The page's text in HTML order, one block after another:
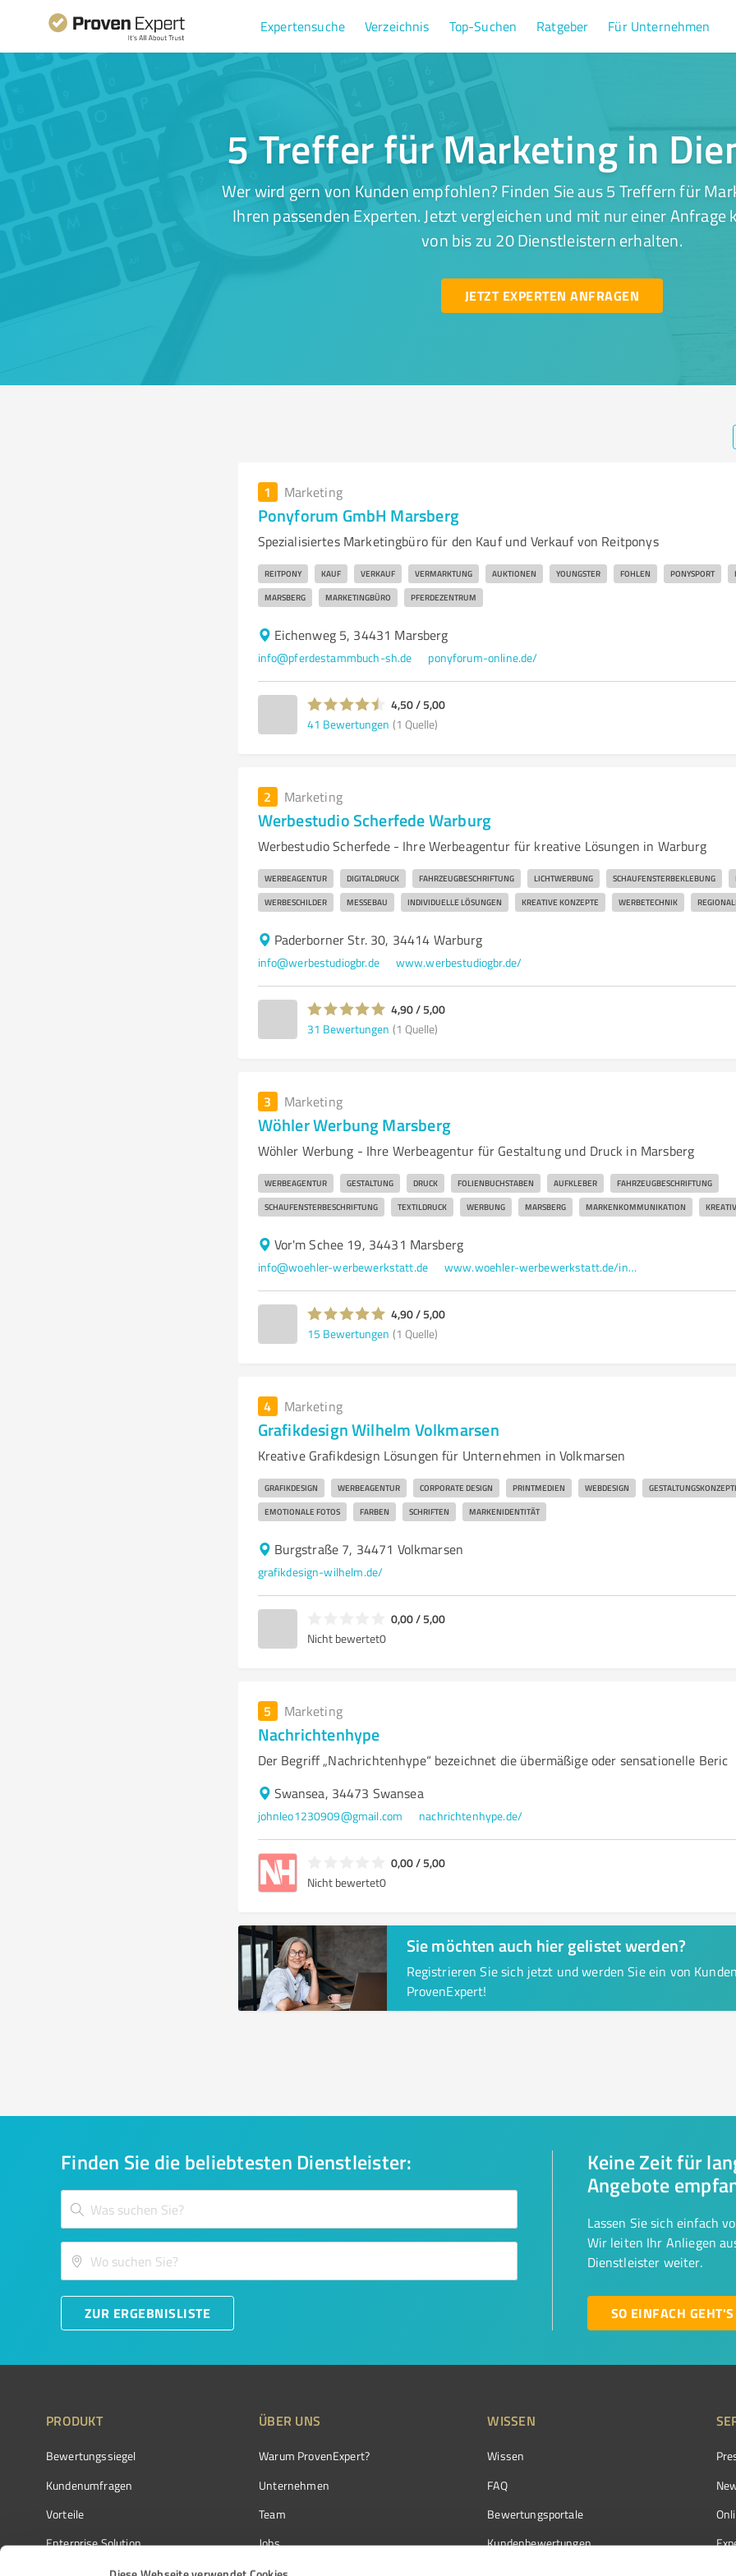
Expertensuche Verzeichnis Top-Suchen Ratgeber Für Unternehmen
5 Treffer für Marketing in
Wer wird gern von Kunden empfohlen? Finden Sie aus 5 Treffern für
Ihren passenden Experten. Jetzt vergleichen und mit nur einer Anfrage
von bis zu 20 Dienstleistern erhalten.
JETZT EXPERTEN ANFRAGEN
1 Marketing
Ponyforum GmbH Marsberg
Spezialisiertes Marketingbüro für den Kauf und Verkauf von Reitponys
REITPONY KAUF VERKAUF VERMARKTUNG AUKTIONEN YOUNGSTER FOHLEN PONYSPORT
MARSBERG MARKETINGBÜRO PFERDEZENTRUM
Eichenweg 5, 34431 Marsberg
info@pferdestammbuch-sh.de ponyforum-online.de/
4,50 / 5,00
41 Bewertungen (1 Quelle)
2 Marketing
Werbestudio Scherfede Warburg
Werbestudio Scherfede - Ihre Werbeagentur für kreative Lösungen in Warburg
WERBEAGENTUR DIGITALDRUCK FAHRZEUGBESCHRIFTUNG LICHTWERBUNG SCHAUFENSTERBEKLEBUNG
WERBESCHILDER MESSEBAU INDIVIDUELLE LÖSUNGEN KREATIVE KONZEPTE WERBETECHNIK
Paderborner Str. 30, 34414 Warburg
info@werbestudiogbr.de www.werbestudiogbr.de/
4,90 / 5,00
31 Bewertungen (1 Quelle)
3 Marketing
Wöhler Werbung Marsberg
Wöhler Werbung - Ihre Werbeagentur für Gestaltung und Druck in Marsberg
WERBEAGENTUR GESTALTUNG DRUCK FOLIENBUCHSTABEN AUFKLEBER FAHRZEUGBESCHRIFTUNG
SCHAUFENSTERBESCHRIFTUNG TEXTILDRUCK WERBUNG MARSBERG MARKENKOMMUNIKATION
Vor'm Schee 19, 34431 Marsberg
info@woehler-werbewerkstatt.de www.woehler-werbewerkstatt.de/index.php/de/
4,90 / 5,00
15 Bewertungen (1 Quelle)
4 Marketing
Grafikdesign Wilhelm Volkmarsen
Kreative Grafikdesign Lösungen für Unternehmen in Volkmarsen
GRAFIKDESIGN WERBEAGENTUR CORPORATE DESIGN PRINTMEDIEN WEBDESIGN
EMOTIONALE FOTOS FARBEN SCHRIFTEN MARKENIDENTITÄT
Burgstraße 7, 34471 Volkmarsen
grafikdesign-wilhelm.de/
0,00 / 5,00
Nicht bewertet0
5 Marketing
Nachrichtenhype
Der Begriff „Nachrichtenhype“ bezeichnet die übermäßige oder sensationelle Beric
Swansea, 34473 Swansea
johnleo1230909@gmail.com nachrichtenhype.de/
0,00 / 5,00
Nicht bewertet0
Sie möchten auch hier gelistet werden?
Registrieren Sie sich jetzt und werden Sie ein von
ProvenExpert!
Finden Sie die beliebtesten Dienstleister:
ZUR ERGEBNISLISTE
Keine Zeit für
Angebote
Lassen Sie sich einfach
Wir leiten Ihr Anliegen
Dienstleister weiter.
SO EINFACH GEHT'S
PRODUKT
Bewertungssiegel
Kundenumfragen
Vorteile
Enterprise Solution
Partnerprogramm
ÜBER UNS
Warum ProvenExpert?
Unternehmen
Team
Jobs
Kundenstimmen
WISSEN
Wissen
FAQ
Bewertungsportale
Kundenbewertungen